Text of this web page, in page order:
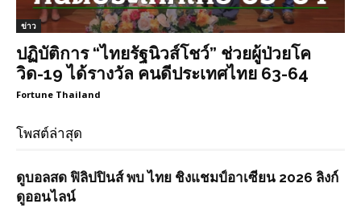
ข่าว
ปฏิบัติการ “ไทยรัฐนิวส์โชว์” ช่วยผู้ป่วยโค
วิด-19 ได้รางวัล คนดีประเทศไทย 63-64
Fortune Thailand
โพสต์ล่าสุด
ดูบอลสด ฟิลิปปินส์ พบ ไทย ชิงแชมป์อาเซียน 2026 ลิงก์
ดูออนไลน์